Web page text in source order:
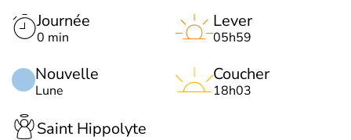
Journée
0 min
Nouvelle
Lune
Lever
05h59
Coucher
18h03
Saint Hippolyte